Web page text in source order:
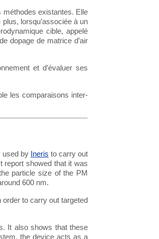
méthodes existantes. Elle
lorsqu’associée à un
cible, appelé
dopage de matrice d’air
et d’évaluer ses
les comparaisons inter-
used by Ineris to carry out
report showed that it was
particle size of the PM
600 nm.
to carry out targeted
It also shows that these
the device acts as a